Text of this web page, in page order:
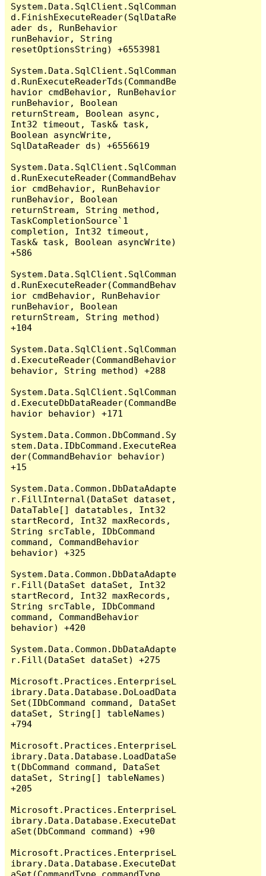
System.Data.SqlClient.SqlComman
d.FinishExecuteReader(SqlDataRe
ader ds, RunBehavior
runBehavior, String
resetOptionsString) +6553981
System.Data.SqlClient.SqlComman
d.RunExecuteReaderTds(CommandBe
havior cmdBehavior, RunBehavior
runBehavior, Boolean
returnStream, Boolean async,
Int32 timeout, Task& task,
Boolean asyncWrite,
SqlDataReader ds) +6556619
System.Data.SqlClient.SqlComman
d.RunExecuteReader(CommandBehav
ior cmdBehavior, RunBehavior
runBehavior, Boolean
returnStream, String method,
TaskCompletionSource`1
completion, Int32 timeout,
Task& task, Boolean asyncWrite)
+586
System.Data.SqlClient.SqlComman
d.RunExecuteReader(CommandBehav
ior cmdBehavior, RunBehavior
runBehavior, Boolean
returnStream, String method)
+104
System.Data.SqlClient.SqlComman
d.ExecuteReader(CommandBehavior
behavior, String method) +288
System.Data.SqlClient.SqlComman
d.ExecuteDbDataReader(CommandBe
havior behavior) +171
System.Data.Common.DbCommand.Sy
stem.Data.IDbCommand.ExecuteRea
der(CommandBehavior behavior)
+15
System.Data.Common.DbDataAdapte
r.FillInternal(DataSet dataset,
DataTable[] datatables, Int32
startRecord, Int32 maxRecords,
String srcTable, IDbCommand
command, CommandBehavior
behavior) +325
System.Data.Common.DbDataAdapte
r.Fill(DataSet dataSet, Int32
startRecord, Int32 maxRecords,
String srcTable, IDbCommand
command, CommandBehavior
behavior) +420
System.Data.Common.DbDataAdapte
r.Fill(DataSet dataSet) +275
Microsoft.Practices.EnterpriseL
ibrary.Data.Database.DoLoadData
Set(IDbCommand command, DataSet
dataSet, String[] tableNames)
+794
Microsoft.Practices.EnterpriseL
ibrary.Data.Database.LoadDataSe
t(DbCommand command, DataSet
dataSet, String[] tableNames)
+205
Microsoft.Practices.EnterpriseL
ibrary.Data.Database.ExecuteDat
aSet(DbCommand command) +90
Microsoft.Practices.EnterpriseL
ibrary.Data.Database.ExecuteDat
aSet(CommandType commandType,